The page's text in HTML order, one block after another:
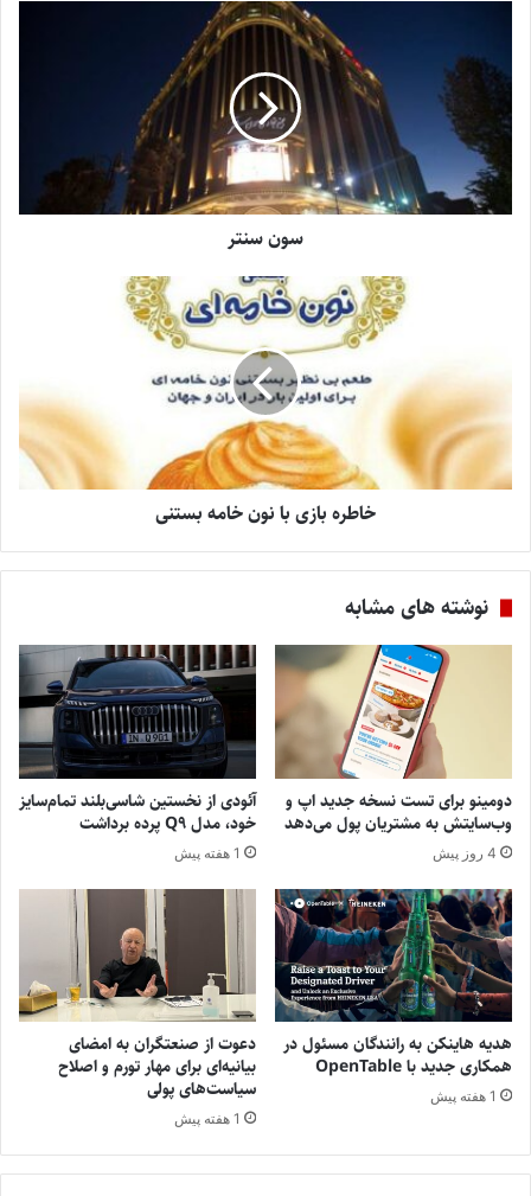
سون سنتر
خاطره بازی با نون خامه بستنی
نوشته های مشابه
دومینو برای تست نسخه جدید اپ و
وب‌سایتش به مشتریان پول می‌دهد
4 روز پیش
آئودی از نخستین شاسی‌بلند تمام‌سایز
خود، مدل Q9 پرده برداشت
1 هفته پیش
هدیه هاینکن به رانندگان مسئول در
همکاری جدید با OpenTable
1 هفته پیش
دعوت از صنعتگران به امضای
بیانیه‌ای برای مهار تورم و اصلاح
سیاست‌های پولی
1 هفته پیش